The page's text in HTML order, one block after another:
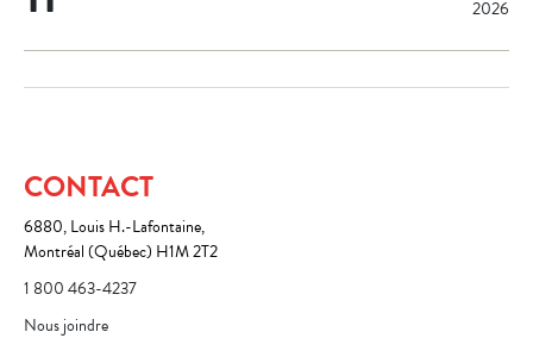
2026
CONTACT
6880, Louis H.-Lafontaine,
Montréal (Québec) H1M 2T2
1 800 463-4237
Nous joindre